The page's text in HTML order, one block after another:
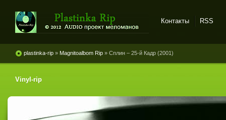
винила и магнитоальбомов
Контакты RSS
plastinka-rip » Magnitoalbom Rip » Сплин ‎– 25-й Кадр (2001)
Vinyl-rip